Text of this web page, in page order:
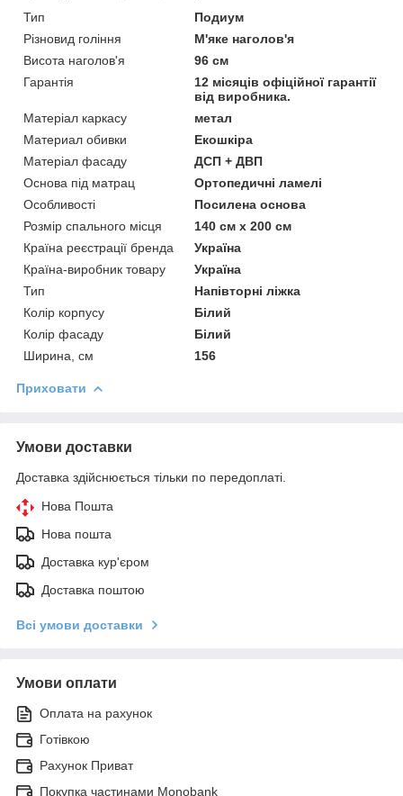
Тип
Подиум
Різновид гоління
М'яке наголов'я
Висота наголов'я
96 см
Гарантія
12 місяців офіційної гарантії
від виробника.
Матеріал каркасу
метал
Материал обивки
Екошкіра
Матеріал фасаду
ДСП + ДВП
Основа під матрац
Ортопедичні ламелі
Особливості
Посилена основа
Розмір спального місця
140 см х 200 см
Країна реєстрації бренда
Україна
Країна-виробник товару
Україна
Тип
Напівторні ліжка
Колір корпусу
Білий
Колір фасаду
Білий
Ширина, см
156
Приховати
Умови доставки
Доставка здійснюється тільки по передоплаті.
Нова Пошта
Нова пошта
Доставка кур'єром
Доставка поштою
Всі умови доставки
Умови оплати
Оплата на рахунок
Готівкою
Рахунок Приват
Покупка частинами Monobank